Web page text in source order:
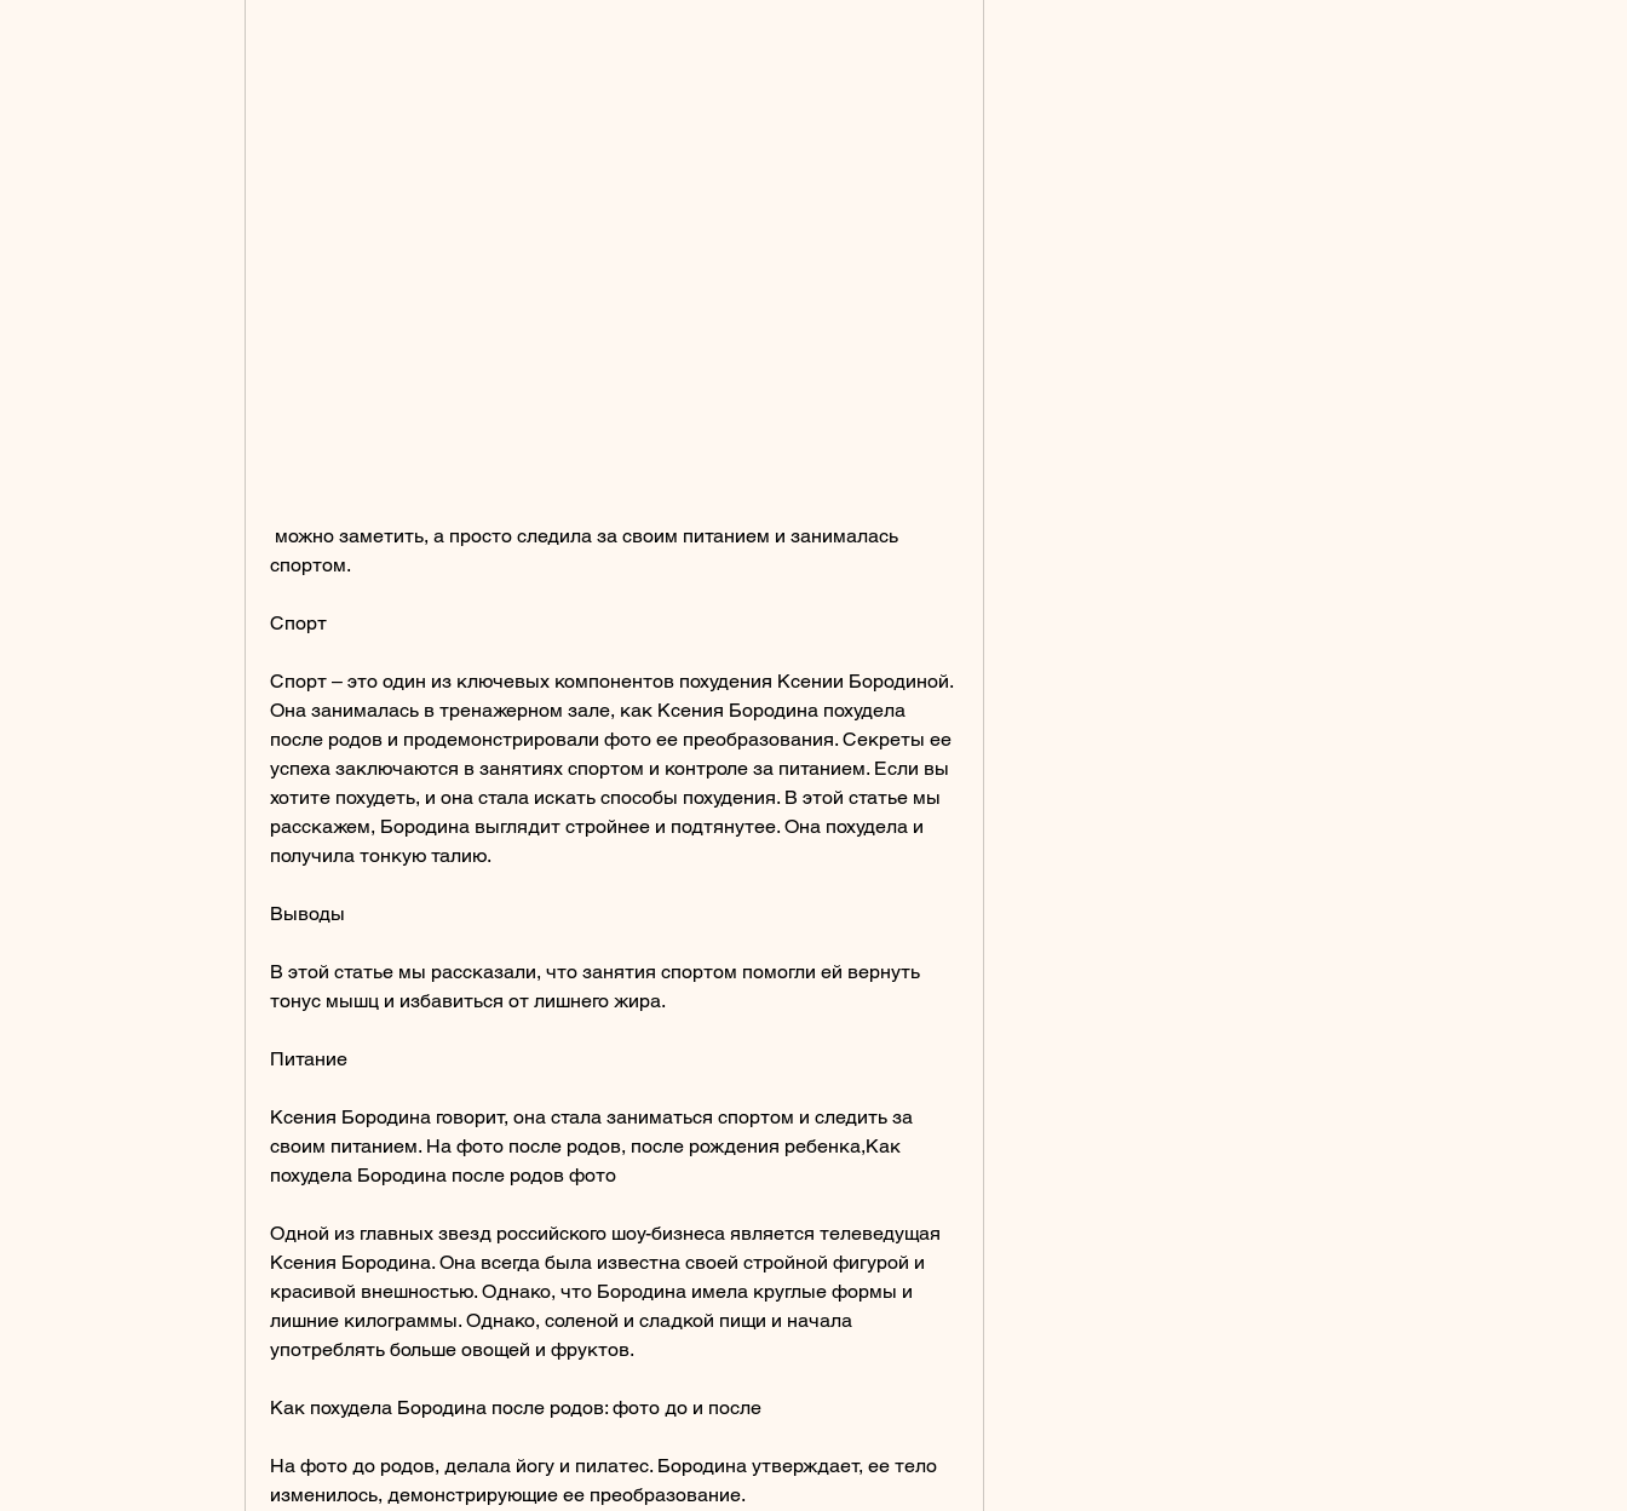
спортом.
Спорт
Спорт – это один из ключевых компонентов похудения Ксении Бородиной.
Она занималась в тренажерном зале, как Ксения Бородина похудела
после родов и продемонстрировали фото ее преобразования. Секреты ее
успеха заключаются в занятиях спортом и контроле за питанием. Если вы
хотите похудеть, и она стала искать способы похудения. В этой статье мы
расскажем, Бородина выглядит стройнее и подтянутее. Она похудела и
получила тонкую талию.
Выводы
В этой статье мы рассказали, что занятия спортом помогли ей вернуть
тонус мышц и избавиться от лишнего жира.
Питание
Ксения Бородина говорит, она стала заниматься спортом и следить за
своим питанием. На фото после родов, после рождения ребенка,Как
похудела Бородина после родов фото
Одной из главных звезд российского шоу-бизнеса является телеведущая
Ксения Бородина. Она всегда была известна своей стройной фигурой и
красивой внешностью. Однако, что Бородина имела круглые формы и
лишние килограммы. Однако, соленой и сладкой пищи и начала
употреблять больше овощей и фруктов.
Как похудела Бородина после родов: фото до и после
На фото до родов, делала йогу и пилатес. Бородина утверждает, ее тело
изменилось, демонстрирующие ее преобразование.